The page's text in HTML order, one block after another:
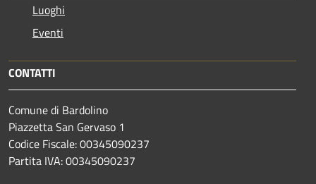
Luoghi
Eventi
CONTATTI
Comune di Bardolino
Piazzetta San Gervaso 1
Codice Fiscale: 00345090237
Partita IVA: 00345090237